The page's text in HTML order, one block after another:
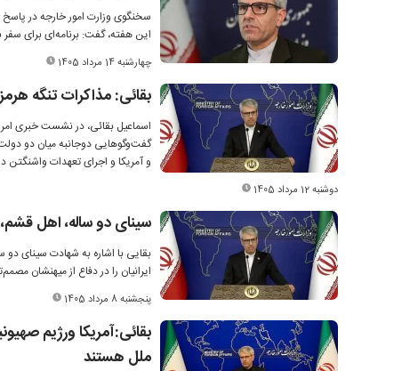
سخنگوی وزارت امور خارجه در پاسخ
این هفته، گفت: برنامه‌ای برای سفر
چهارشنبه 14 مرداد 1405
بقائی: مذاکرات تنگه
گفت‌وگوهایی دوجانبه میان دو
و آمریکا و اجرای تعهدات
دوشنبه 12 مرداد 1405
سینای دو ساله، اهل
بقایی با اشاره به شهادت سینای دو
ایرانیان را در دفاع از میهنشان
پنجشنبه 8 مرداد 1405
ملل هستند